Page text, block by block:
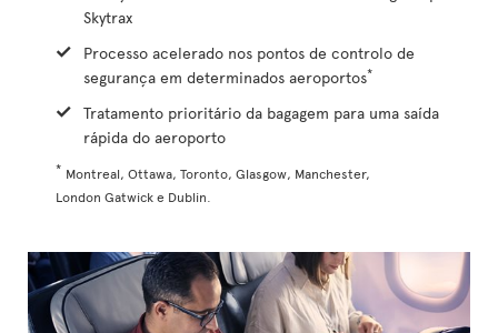
Skytrax
Processo acelerado nos pontos de controlo de
segurança em determinados aeroportos*
Tratamento prioritário da bagagem para uma saída
rápida do aeroporto
* Montreal, Ottawa, Toronto, Glasgow, Manchester,
London Gatwick e Dublin.